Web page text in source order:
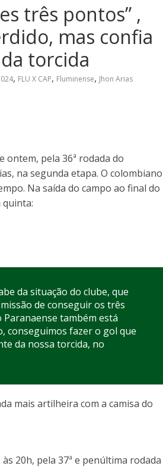
três pontos” ,
mas confia
torcida
, FLU X CAP, Fluminense, Jhon Arias
ontem, pela 36ª rodada do
na segunda etapa. O colombiano
Na saída do campo ao final do
quinta:
da situação do clube, que
de conseguir os três
também está
conseguimos fazer o gol que
da nossa torcida, no
mais artilheira com a camisa do
20h, pela 37ª e penúltima rodada